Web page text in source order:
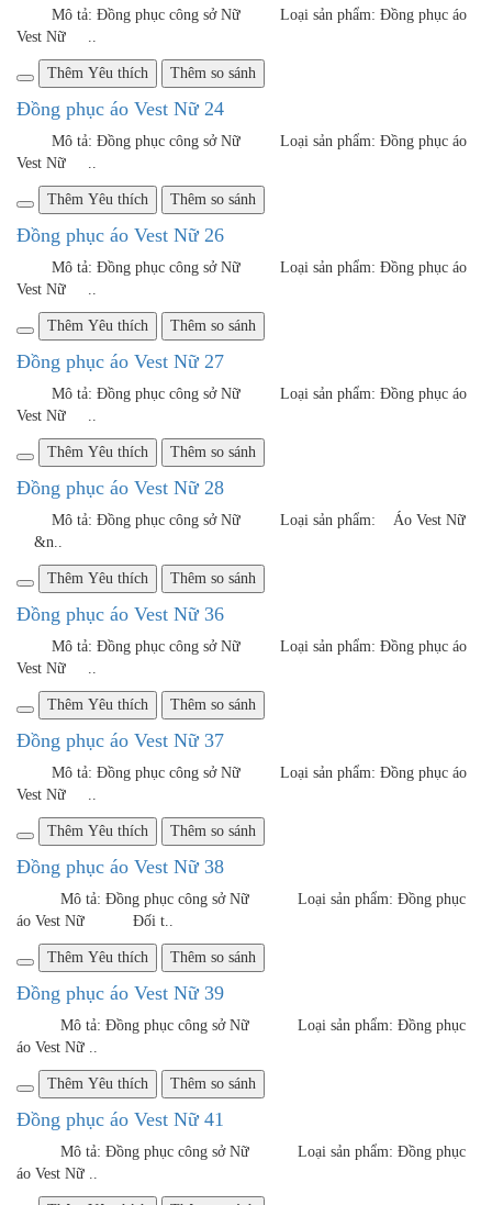
Thêm Yêu thích Thêm so sánh
Mô tả: Đồng phục công sở Nữ Loại sản phẩm: Đồng phục
áo Vest Nữ Đối t..
Thêm Yêu thích Thêm so sánh
Mô tả: Đồng phục công sở Nữ Loại sản phẩm: Đồng phục
áo Vest Nữ ..
Thêm Yêu thích Thêm so sánh
Mô tả: Đồng phục công sở Nữ Loại sản phẩm: Đồng phục
áo Vest Nữ ..
Thêm Yêu thích Thêm so sánh
Mô tả: Đồng phục công sở Nữ Loại sản phẩm: Đồng phục
áo Vest Nữ ..
Thêm Yêu thích Thêm so sánh
Mô tả: Đồng phục công sở Nữ Loại sản phẩm: Đồng phục
áo Vest Nữ ..
Thêm Yêu thích Thêm so sánh
Mô tả: Đồng phục công sở Nữ Loại sản phẩm: Đồng phục
áo Vest Nữ ..
Thêm Yêu thích Thêm so sánh
Mô tả: Đồng phục công sở Nữ Loại sản phẩm: Đồng phục
áo Vest Nữ ..
Thêm Yêu thích Thêm so sánh
Mô tả: Đồng phục công sở Nữ Loại sản phẩm: Đồng phục áo
Vest Nữ Đối tượn..
Thêm Yêu thích Thêm so sánh
Mô tả: Đồng phục công sở Nữ Loại sản phẩm: Đồng phục
áo Vest Nữ ..
Thêm Yêu thích Thêm so sánh